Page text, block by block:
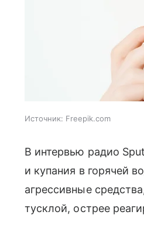
Источник: Freepik.com
В интервью радио
и купания в горячей
агрессивные
тусклой, острее